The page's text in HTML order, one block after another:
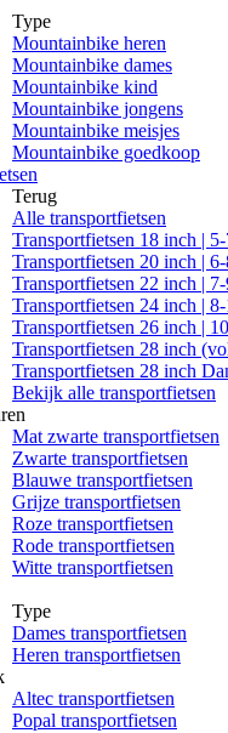
Type
Mountainbike heren
Mountainbike dames
Mountainbike kind
Mountainbike jongens
Mountainbike meisjes
Mountainbike goedkoop
Terug
Alle transportfietsen
Transportfietsen 18 inch |
Transportfietsen 20 inch |
Transportfietsen 22 inch |
Transportfietsen 24 inch |
Transportfietsen 26 inch |
Transportfietsen 28 inch
Transportfietsen 28 inch
Bekijk alle transportfietsen
Mat zwarte transportfietsen
Zwarte transportfietsen
Blauwe transportfietsen
Grijze transportfietsen
Roze transportfietsen
Rode transportfietsen
Witte transportfietsen
Type
Dames transportfietsen
Heren transportfietsen
Altec transportfietsen
Popal transportfietsen